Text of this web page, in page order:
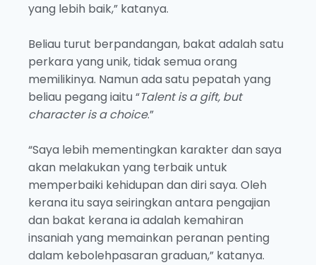
yang lebih baik,” katanya.
Beliau turut berpandangan, bakat adalah satu
perkara yang unik, tidak semua orang
memilikinya. Namun ada satu pepatah yang
beliau pegang iaitu “Talent is a gift, but
character is a choice.”
“Saya lebih mementingkan karakter dan saya
akan melakukan yang terbaik untuk
memperbaiki kehidupan dan diri saya. Oleh
kerana itu saya seiringkan antara pengajian
dan bakat kerana ia adalah kemahiran
insaniah yang memainkan peranan penting
dalam kebolehpasaran graduan,” katanya.